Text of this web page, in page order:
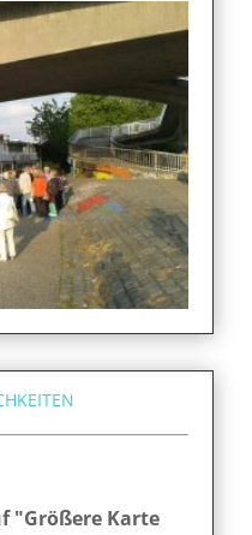
"Größere Karte